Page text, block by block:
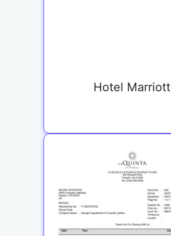
Hotel Marriott